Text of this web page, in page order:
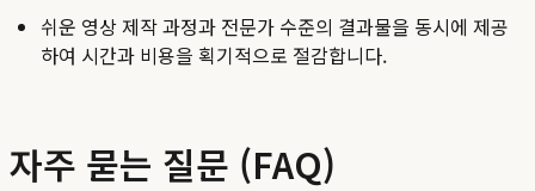
쉬운 영상 제작 과정과 전문가 수준의 결과물을 동시에 제공
하여 시간과 비용을 획기적으로 절감합니다.
자주 묻는 질문 (FAQ)